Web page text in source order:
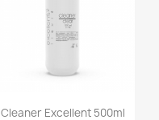
Cleaner Excellent 500ml